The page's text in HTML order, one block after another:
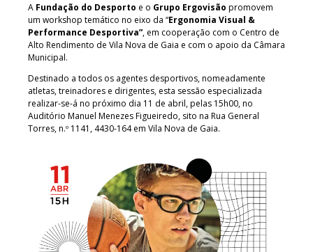
A Fundação do Desporto e o Grupo Ergovisão promovem
um workshop temático no eixo da “Ergonomia Visual &
Performance Desportiva”, em cooperação com o Centro de
Alto Rendimento de Vila Nova de Gaia e com o apoio da Câmara
Municipal.
Destinado a todos os agentes desportivos, nomeadamente
atletas, treinadores e dirigentes, esta sessão especializada
realizar-se-á no próximo dia 11 de abril, pelas 15h00, no
Auditório Manuel Menezes Figueiredo, sito na Rua General
Torres, n.º 1141, 4430-164 em Vila Nova de Gaia.